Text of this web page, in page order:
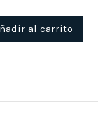
al carrito